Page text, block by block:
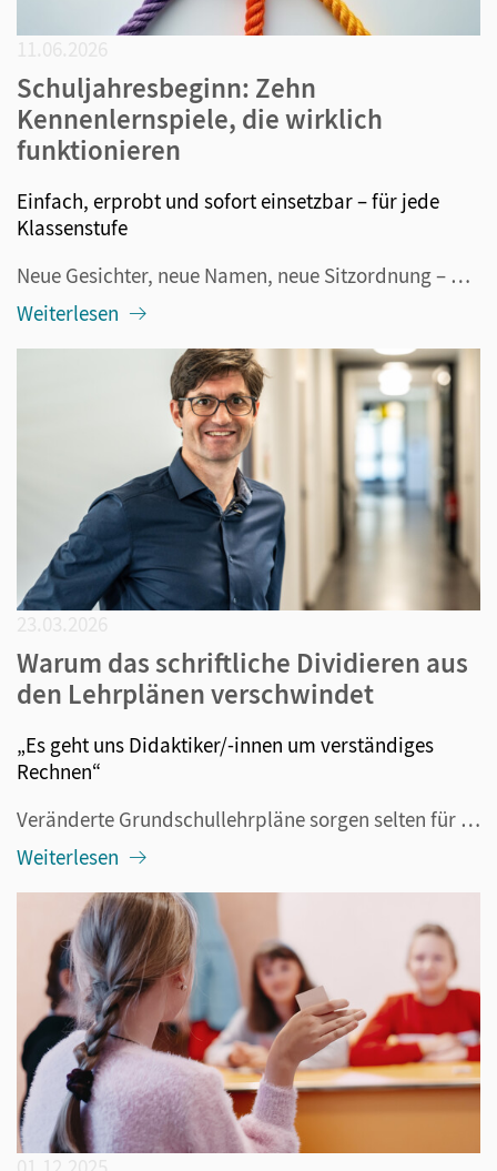
Schuljahresbeginn: Zehn
Kennenlernspiele, die wirklich
funktionieren
Einfach, erprobt und sofort einsetzbar – für jede
Klassenstufe
Neue Gesichter, neue Namen, neue Sitzordnung – und mittendrin dreißig Kinder oder Jugendliche, die zwischen Neugier und Nervosität schwanken. Der Schuljahresbeginn ist für alle Beteiligten aufregend. Und genau deshalb lohnt es sich, die ersten Stunden nicht dem Zufall zu überlassen. Kennenlernspiele...
Weiterlesen
Warum das schriftliche Dividieren aus
den Lehrplänen verschwindet
„Es geht uns Didaktiker/-innen um verständiges
Rechnen“
Veränderte Grundschullehrpläne sorgen selten für Schlagzeilen. Aber Ende vergangen Jahres war das Thema Dividieren in der Grundschule plötzlich Thema in vielen Medien, weil das niedersächsische Kultusministerium bekanntgegeben hatte, dass das schriftliche Dividieren nicht mehr zum Lehrplan der Grund...
Weiterlesen